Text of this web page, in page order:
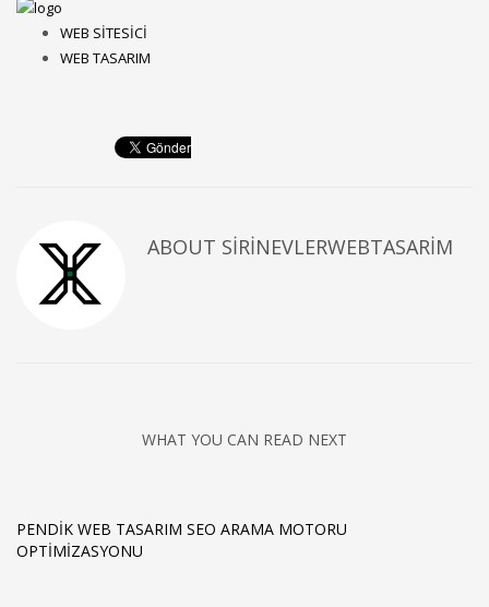
WEB SİTESİCİ
WEB TASARIM
ABOUT SIRINEVLERWEBTASARIM
WHAT YOU CAN READ NEXT
PENDIK WEB TASARIM SEO ARAMA MOTORU
OPTIMIZASYONU